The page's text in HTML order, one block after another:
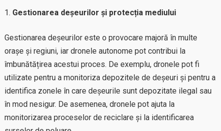
Gestionarea deșeurilor și protecția mediului
Gestionarea deșeurilor este o provocare majoră în multe
orașe și regiuni, iar dronele autonome pot contribui la
îmbunătățirea acestui proces. De exemplu, dronele pot fi
utilizate pentru a monitoriza depozitele de deșeuri și pentru a
identifica zonele în care deșeurile sunt depozitate ilegal sau
în mod nesigur. De asemenea, dronele pot ajuta la
monitorizarea proceselor de reciclare și la identificarea